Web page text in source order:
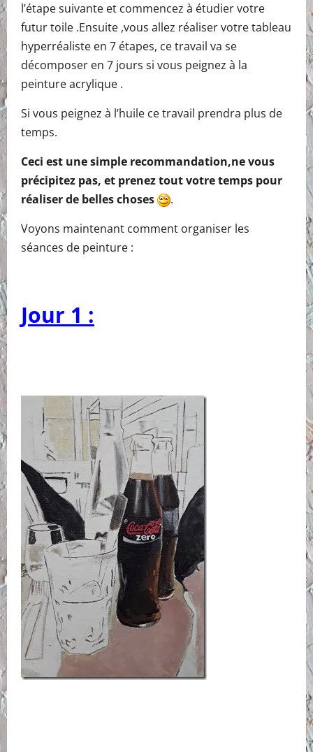
l’étape suivante et commencez à étudier votre
futur toile .Ensuite ,vous allez réaliser votre tableau
hyperréaliste en 7 étapes, ce travail va se
décomposer en 7 jours si vous peignez à la
peinture acrylique .
Si vous peignez à l’huile ce travail prendra plus de
temps.
Ceci est une simple recommandation,ne vous
précipitez pas, et prenez tout votre temps pour
réaliser de belles choses
.
Voyons maintenant comment organiser les
séances de peinture :
Jour 1 :